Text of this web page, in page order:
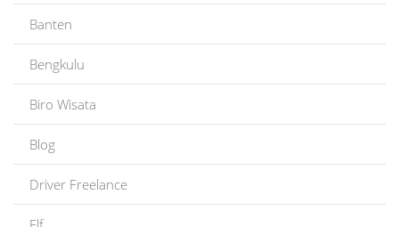
Banten
Bengkulu
Biro Wisata
Blog
Driver Freelance